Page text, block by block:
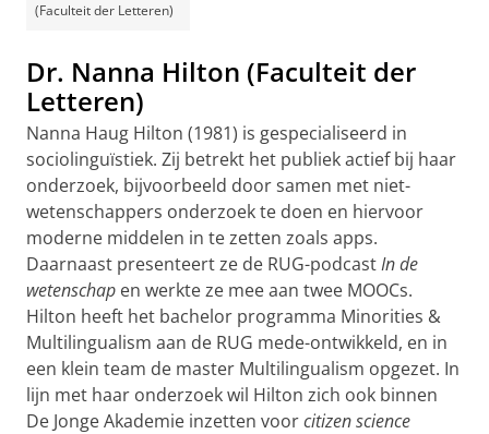
(Faculteit der Letteren)
Dr. Nanna Hilton (Faculteit der
Letteren)
Nanna Haug Hilton (1981) is gespecialiseerd in
sociolinguïstiek. Zij betrekt het publiek actief bij haar
onderzoek, bijvoorbeeld door samen met niet-
wetenschappers onderzoek te doen en hiervoor
moderne middelen in te zetten zoals apps.
Daarnaast presenteert ze de RUG-podcastIn de
wetenschap en werkte ze mee aan twee MOOCs.
Hilton heeft het bachelor programma Minorities &
Multilingualism aan de RUG mede-ontwikkeld, en in
een klein team de master Multilingualism opgezet. In
lijn met haar onderzoek wil Hilton zich ook binnen
De Jonge Akademie inzetten voorcitizen science